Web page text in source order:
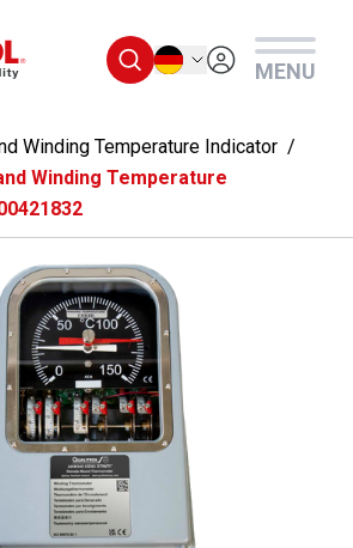
Deutsch
MENU
Winding Temperature Indicator
Winding Temperature